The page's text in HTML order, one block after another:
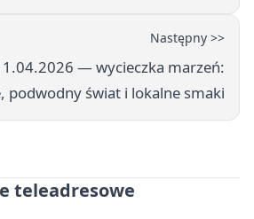
Następny >>
— wycieczka marzeń:
podwodny świat i lokalne smaki
teleadresowe